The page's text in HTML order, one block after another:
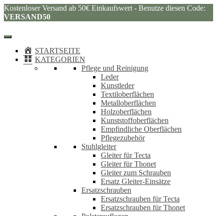
Kostenloser Versand ab 50€ Einkaufswert - Benutze diesen Code:
VERSAND50
STARTSEITE
KATEGORIEN
Pflege und Reinigung
Leder
Kunstleder
Textiloberflächen
Metalloberflächen
Holzoberflächen
Kunststoffoberflächen
Empfindliche Oberflächen
Pflegezubehör
Stuhlgleiter
Gleiter für Tecta
Gleiter für Thonet
Gleiter zum Schrauben
Ersatz Gleiter-Einsätze
Ersatzschrauben
Ersatzschrauben für Tecta
Ersatzschrauben für Thonet